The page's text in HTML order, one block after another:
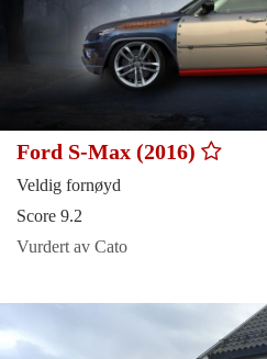
Ford S-Max (2016)
Veldig fornøyd
Score 9.2
Vurdert av Cato